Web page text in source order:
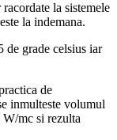
la sistemele
la indemana.
de grade celsius iar
de
inmulteste volumul
mc si rezulta